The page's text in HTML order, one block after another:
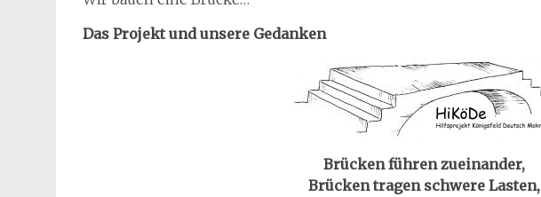
Das Projekt und unsere Gedanken
Brücken führen zueinander,
Brücken tragen schwere Lasten,